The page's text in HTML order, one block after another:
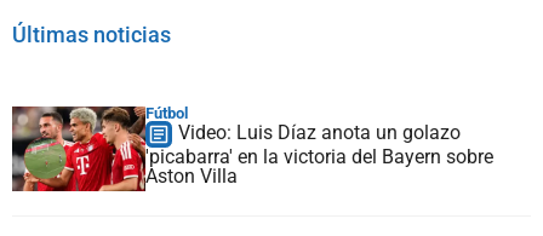
Últimas noticias
Fútbol
Video: Luis Díaz anota un golazo
'picabarra' en la victoria del Bayern sobre
Aston Villa